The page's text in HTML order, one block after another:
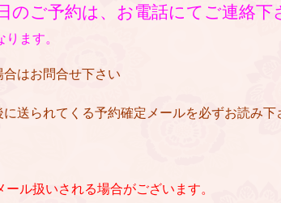
のご予約は、お電話にてご連絡下
ます。
合はお問合せ下さい
に送られてくる予約確定メールを必ずお読み下
ル扱いされる場合がございます。